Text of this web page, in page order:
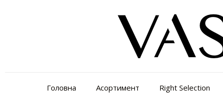
Головна Асортимент Right Selection